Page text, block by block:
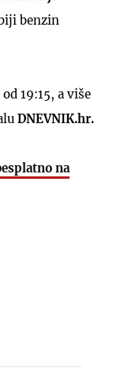
benzin
19:15, a više
DNEVNIK.hr.
na